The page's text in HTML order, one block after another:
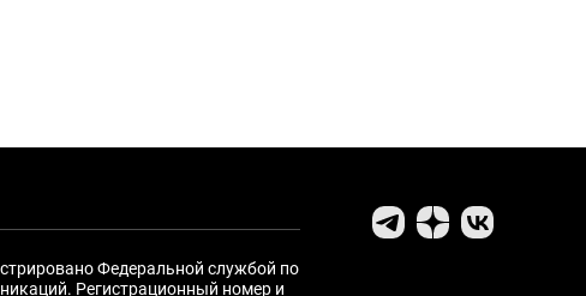
Федеральной службой по
Регистрационный номер и